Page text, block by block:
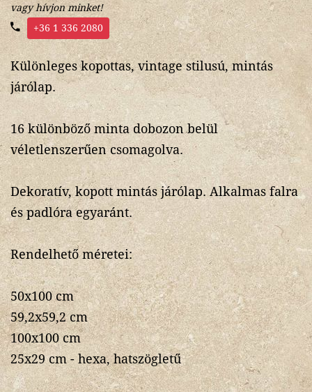
vagy hívjon minket!
+36 1 336 2080
Különleges kopottas, vintage stilusú, mintás
járólap.
16 különböző minta dobozon belül
véletlenszerűen csomagolva.
Dekoratív, kopott mintás járólap. Alkalmas falra
és padlóra egyaránt.
Rendelhető méretei:
50x100 cm
59,2x59,2 cm
100x100 cm
25x29 cm - hexa, hatszögletű